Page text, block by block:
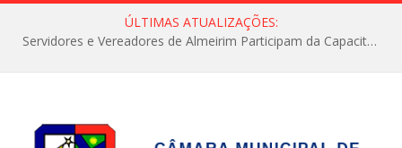
ÚLTIMAS ATUALIZAÇÕES:
Servidores e Vereadores de Almeirim Participam da Capacitação “Orientar é a Nossa Missão”